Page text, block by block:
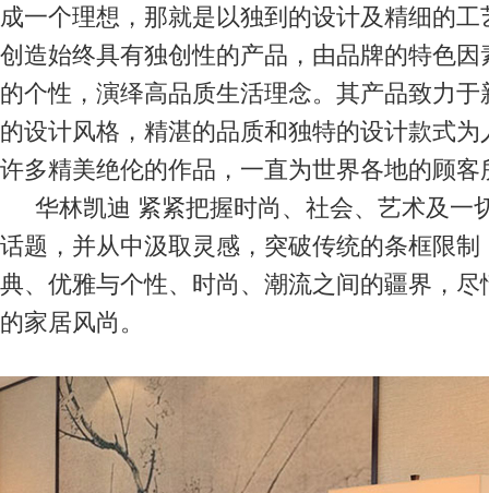
成一个理想，那就是以独到的设计及精细的工
创造始终具有独创性的产品，由品牌的特色因
的个性，演绎高品质生活理念。其产品致力于
的设计风格，精湛的品质和独特的设计款式为
许多精美绝伦的作品，一直为世界各地的顾客
华林凯迪 紧紧把握时尚、社会、艺术及一
话题，并从中汲取灵感，突破传统的条框限制
典、优雅与个性、时尚、潮流之间的疆界，尽
的家居风尚。